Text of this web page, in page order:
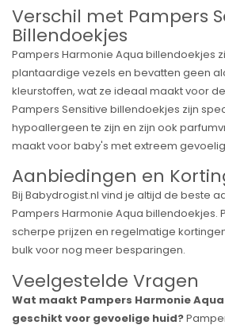
Verschil met Pampers
Billendoekjes
Pampers Harmonie Aqua billendoekjes
plantaardige vezels en bevatten geen
kleurstoffen, wat ze ideaal maakt voor
Pampers Sensitive billendoekjes zijn
hypoallergeen te zijn en zijn ook
maakt voor baby's met extreem
Aanbiedingen en
Bij Babydrogist.nl vind je altijd de beste
Pampers Harmonie Aqua billendoekjes.
scherpe prijzen en regelmatige
bulk voor nog meer besparingen.
Veelgestelde Vragen
Wat maakt Pampers Harmonie
geschikt voor gevoelige huid?